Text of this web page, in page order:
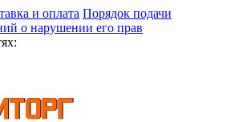
и оплата Порядок подачи
о нарушении его прав